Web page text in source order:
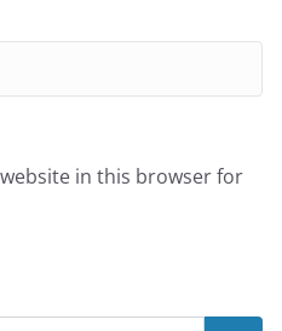
in this browser for